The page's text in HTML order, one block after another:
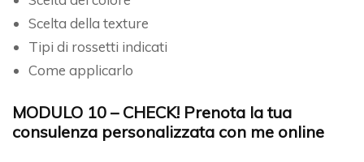
Scelta della texture
Tipi di rossetti indicati
Come applicarlo
MODULO 10 – CHECK! Prenota la tua
consulenza personalizzata con me online